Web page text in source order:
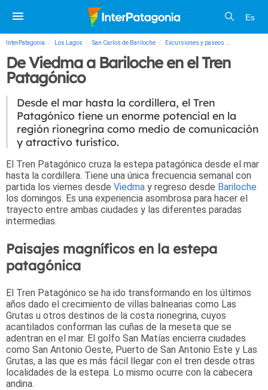
Es
InterPatagonia Los Lagos San Carlos de Bariloche Excursiones y paseos
De Viedma a Bariloche en el Tren
Patagónico
Desde el mar hasta la cordillera, el Tren
Patagónico tiene un enorme potencial en la
región rionegrina como medio de comunicación
y atractivo turístico.
El Tren Patagónico cruza la estepa patagónica desde el mar
hasta la cordillera. Tiene una única frecuencia semanal con
partida los viernes desde Viedma y regreso desde Bariloche
los domingos. Es una experiencia asombrosa para hacer el
trayecto entre ambas ciudades y las diferentes paradas
intermedias.
Paisajes magníficos en la estepa
patagónica
El Tren Patagónico se ha ido transformando en los últimos
años dado el crecimiento de villas balnearias como Las
Grutas u otros destinos de la costa rionegrina, cuyos
acantilados conforman las cuñas de la meseta que se
adentran en el mar. El golfo San Matías encierra ciudades
como San Antonio Oeste, Puerto de San Antonio Este y Las
Grutas, a las que es más fácil llegar con el tren desde otras
localidades de la estepa. Lo mismo ocurre con la cabecera
andina.